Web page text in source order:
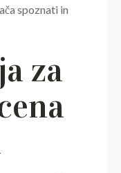
spoznati in
za